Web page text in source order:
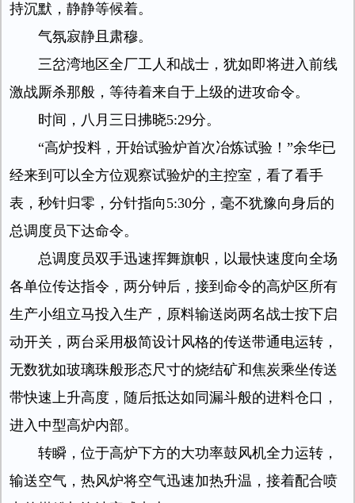
持沉默，静静等候着。
气氛寂静且肃穆。
三岔湾地区全厂工人和战士，犹如即将进入前线
激战厮杀那般，等待着来自于上级的进攻命令。
时间，八月三日拂晓5:29分。
“高炉投料，开始试验炉首次冶炼试验！”余华已
经来到可以全方位观察试验炉的主控室，看了看手
表，秒针归零，分针指向5:30分，毫不犹豫向身后的
总调度员下达命令。
总调度员双手迅速挥舞旗帜，以最快速度向全场
各单位传达指令，两分钟后，接到命令的高炉区所有
生产小组立马投入生产，原料输送岗两名战士按下启
动开关，两台采用极简设计风格的传送带通电运转，
无数犹如玻璃珠般形态尺寸的烧结矿和焦炭乘坐传送
带快速上升高度，随后抵达如同漏斗般的进料仓口，
进入中型高炉内部。
转瞬，位于高炉下方的大功率鼓风机全力运转，
输送空气，热风炉将空气迅速加热升温，接着配合喷